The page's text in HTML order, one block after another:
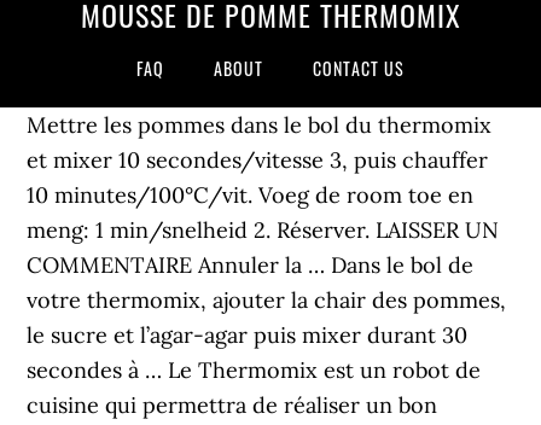
MOUSSE DE POMME THERMOMIX
FAQ ABOUT CONTACT US
Mettre les pommes dans le bol du thermomix
et mixer 10 secondes/vitesse 3, puis chauffer
10 minutes/100°C/vit. Voeg de room toe en
meng: 1 min/snelheid 2. Réserver. LAISSER UN
COMMENTAIRE Annuler la … Dans le bol de
votre thermomix, ajouter la chair des pommes,
le sucre et l’agar-agar puis mixer durant 30
secondes à … Le Thermomix est un robot de
cuisine qui permettra de réaliser un bon